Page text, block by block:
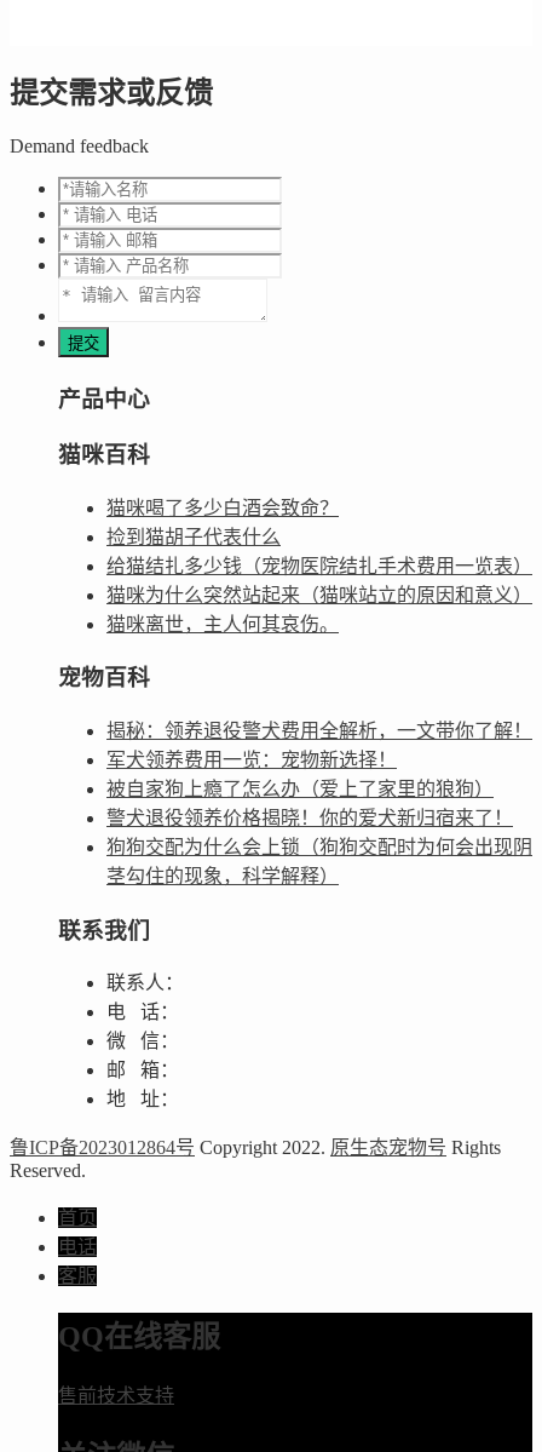
提交需求或反馈
Demand feedback
产品中心
猫咪百科
猫咪喝了多少白酒会致命？
捡到猫胡子代表什么
给猫结扎多少钱（宠物医院结扎手术费用一览表）
猫咪为什么突然站起来（猫咪站立的原因和意义）
猫咪离世，主人何其哀伤。
宠物百科
揭秘：领养退役警犬费用全解析，一文带你了解！
军犬领养费用一览：宠物新选择！
被自家狗上瘾了怎么办（爱上了家里的狼狗）
警犬退役领养价格揭晓！你的爱犬新归宿来了！
狗狗交配为什么会上锁（狗狗交配时为何会出现阴
茎勾住的现象，科学解释）
联系我们
联系人：
电 话：
微 信：
邮 箱：
地 址：
鲁ICP备2023012864号 Copyright 2022. 原生态宠物号 Rights
Reserved.
首页
电话
客服
QQ在线客服
售前技术支持